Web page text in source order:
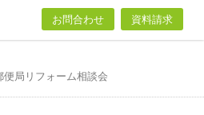
お問合わせ 資料請求
便局リフォーム相談会